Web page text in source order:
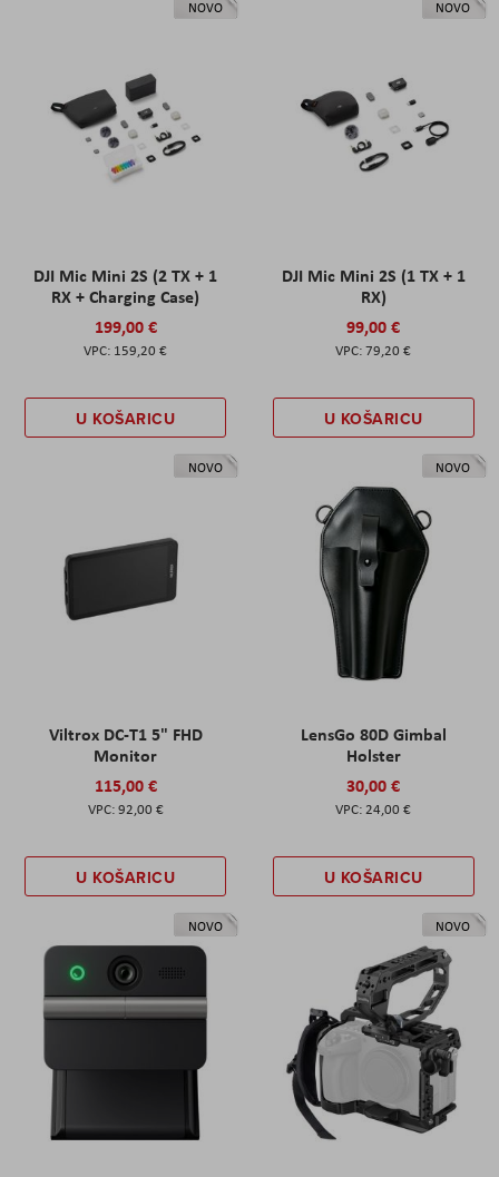
NOVO
DJI Mic Mini 2S (2 TX + 1
RX + Charging Case)
199,00 €
159,20 €
U KOŠARICU
NOVO
DJI Mic Mini 2S (1 TX + 1
RX)
99,00 €
79,20 €
U KOŠARICU
NOVO
Viltrox DC-T1 5" FHD
Monitor
115,00 €
92,00 €
U KOŠARICU
NOVO
LensGo 80D Gimbal
Holster
30,00 €
24,00 €
U KOŠARICU
NOVO NOVO